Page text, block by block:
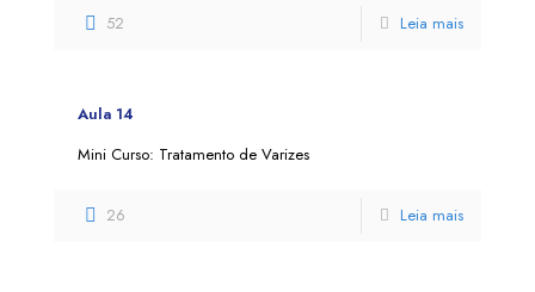
52 Leia mais
Aula 14
Mini Curso: Tratamento de Varizes
26 Leia mais